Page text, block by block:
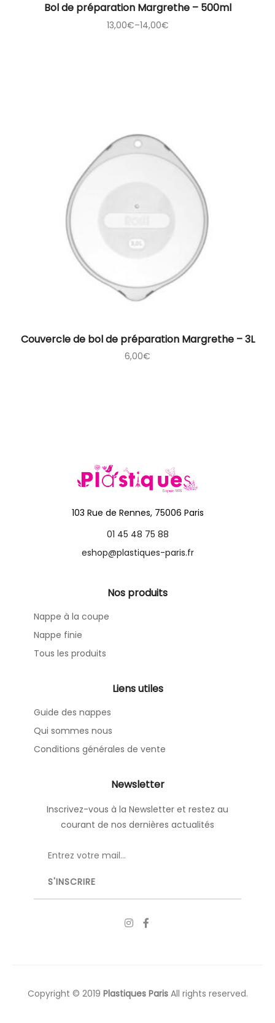
Bol de préparation Margrethe – 500ml
13,00€–14,00€
Couvercle de bol de préparation Margrethe – 3L
6,00€
103 Rue de Rennes, 75006 Paris
01 45 48 75 88
eshop@plastiques-paris.fr
Nos produits
Nappe à la coupe
Nappe finie
Tous les produits
Liens utiles
Guide des nappes
Qui sommes nous
Conditions générales de vente
Newsletter
Inscrivez-vous à la Newsletter et restez au
courant de nos dernières actualités
Copyright © 2019 Plastiques ParisAll rights reserved.